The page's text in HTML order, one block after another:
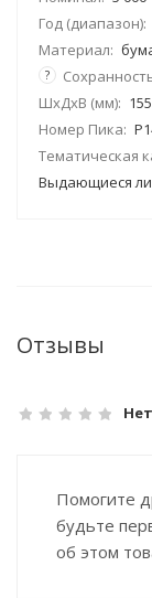
Год (диапазон):
Материал:
?
ШхДхВ (мм):
Номер Пика:
Тематическая
Выдающиеся
Отзывы
Помогите
будьте
об этом